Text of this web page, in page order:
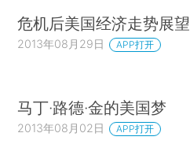
危机后美国经济走势展望
2013年08月29日 APP打开
马丁·路德·金的美国梦
2013年08月02日 APP打开